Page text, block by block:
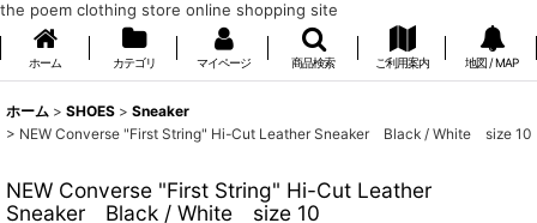
the poem clothing store online shopping site
ホーム カテゴリ マイページ 商品検索 ご利用案内 地図 / MAP
ホーム > SHOES > Sneaker
> NEW Converse "First String" Hi-Cut Leather Sneaker Black / White size 10
NEW Converse "First String" Hi-Cut Leather
Sneaker Black / White size 10